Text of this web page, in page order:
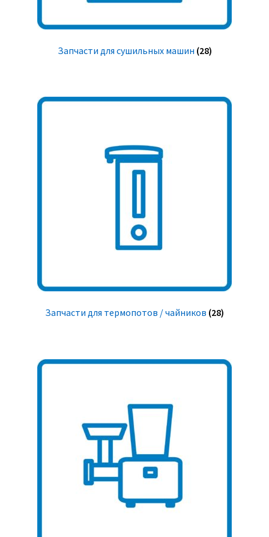
Запчасти для сушильных машин (28)
Запчасти для термопотов / чайников (28)